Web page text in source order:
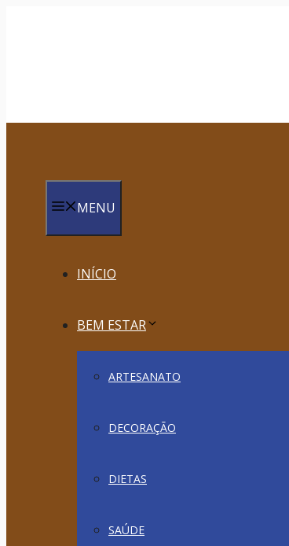
MENU
INÍCIO
BEM ESTAR
ARTESANATO
DECORAÇÃO
DIETAS
SAÚDE